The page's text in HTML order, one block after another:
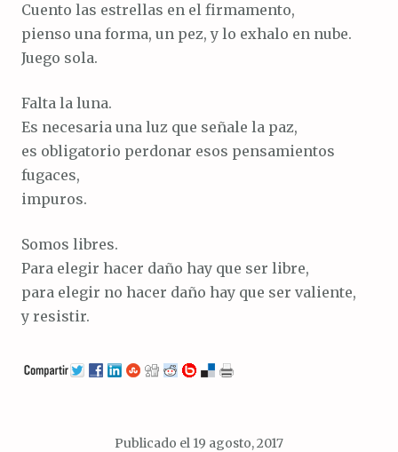
Cuento las estrellas en el firmamento,
pienso una forma, un pez, y lo exhalo en nube.
Juego sola.
Falta la luna.
Es necesaria una luz que señale la paz,
es obligatorio perdonar esos pensamientos
fugaces,
impuros.
Somos libres.
Para elegir hacer daño hay que ser libre,
para elegir no hacer daño hay que ser valiente,
y resistir.
Publicado el 19 agosto, 2017